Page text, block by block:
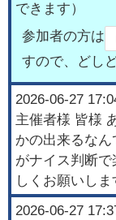
できます）
参加者の方は
すので、どし
2026-06-27
主催者様 皆様
かの出来るな
がナイス判断
2026-06-27